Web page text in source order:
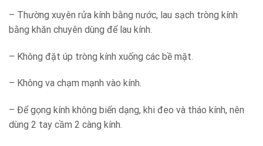
– Thường xuyên rửa kính bằng nước, lau sạch tròng kính
bằng khăn chuyên dùng để lau kính.
– Không đặt úp tròng kính xuống các bề mặt.
– Không va chạm mạnh vào kính.
– Để gọng kính không biến dạng, khi đeo và tháo kính, nên
dùng 2 tay cầm 2 càng kính.